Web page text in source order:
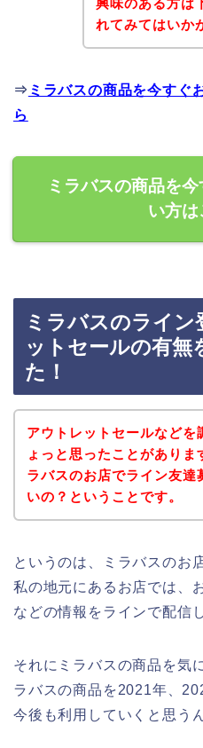
興味のある方は
れてみてはいか
⇒ ミラバスの商品を今すぐ
ら
ミラバスの商品を
い方は
ミラバスのライン
ットセールの有無
た！
アウトレットセールなどを
ょっと思ったことがありま
ラバスのお店でライン友達
いの？ということです。
というのは、ミラバスのお
私の地元にあるお店では、
などの情報をラインで配信
それにミラバスの商品を気
ラバスの商品を2021年、
今後も利用していくと思う